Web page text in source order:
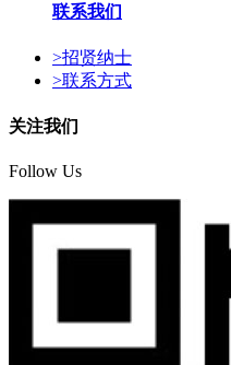
联系我们
>招贤纳士
>联系方式
关注我们
Follow Us